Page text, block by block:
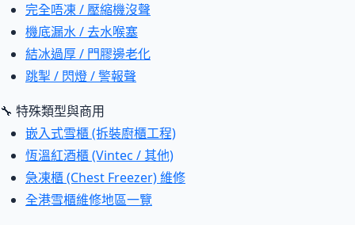
完全唔凍 / 壓縮機沒聲
機底漏水 / 去水喉塞
結冰過厚 / 門膠邊老化
跳掣 / 閃燈 / 警報聲
🔧 特殊類型與商用
嵌入式雪櫃 (拆裝廚櫃工程)
恆溫紅酒櫃 (Vintec / 其他)
急凍櫃 (Chest Freezer) 維修
全港雪櫃維修地區一覽